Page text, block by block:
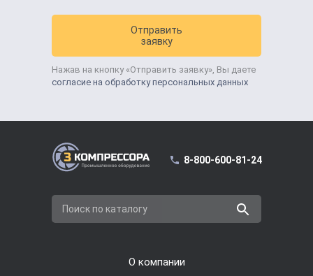
Отправить
заявку
Нажав на кнопку «Отправить заявку», Вы даете
согласие на обработку персональных данных
8-800-600-81-24
Поиск по каталогу
О компании